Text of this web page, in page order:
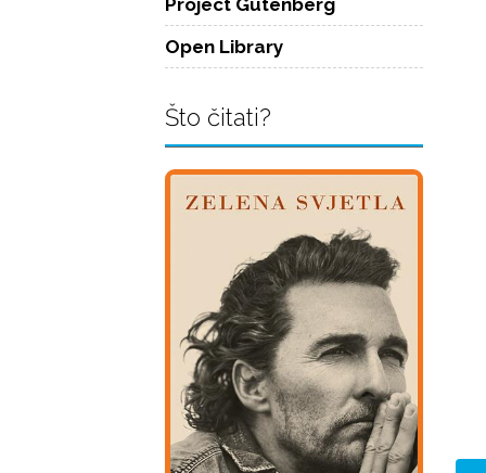
Project Gutenberg
Open Library
Što čitati?